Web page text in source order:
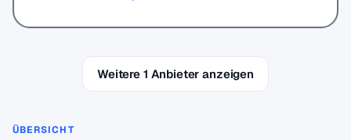
Weitere 1 Anbieter anzeigen
ÜBERSICHT